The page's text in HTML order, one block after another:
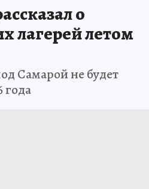
о
лагерей летом
Самарой не будет
года